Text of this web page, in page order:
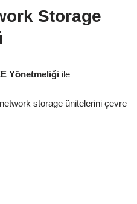
Storage
Yönetmeliği ile
storage ünitelerini çevre